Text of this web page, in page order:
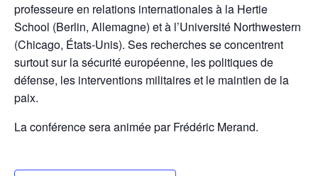
professeure en relations internationales à la Hertie
School (Berlin, Allemagne) et à l’Université Northwestern
(Chicago, États-Unis). Ses recherches se concentrent
surtout sur la sécurité européenne, les politiques de
défense, les interventions militaires et le maintien de la
paix.
La conférence sera animée par Frédéric Merand.